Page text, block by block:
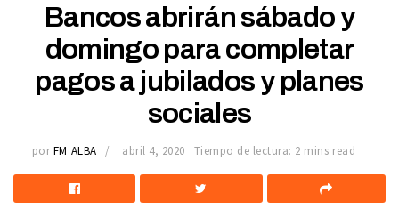
Bancos abrirán sábado y
domingo para completar
pagos a jubilados y planes
sociales
por FM ALBA abril 4, 2020 Tiempo de lectura: 2 mins read